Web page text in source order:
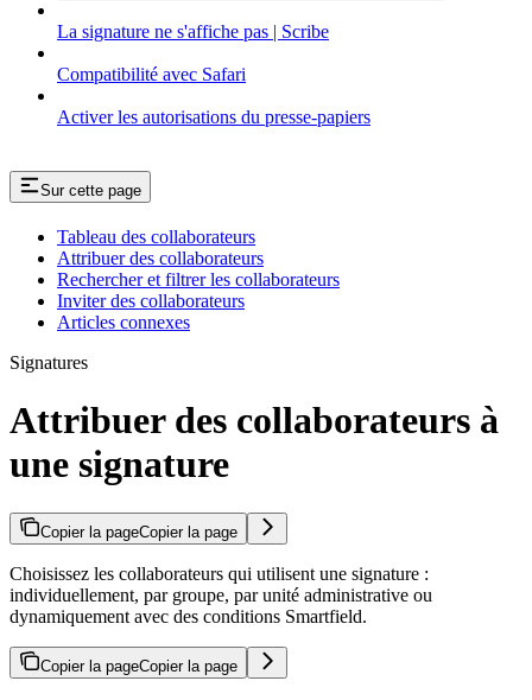
La signature ne s'affiche pas | Scribe
Compatibilité avec Safari
Activer les autorisations du presse-papiers
Sur cette page
Tableau des collaborateurs
Attribuer des collaborateurs
Rechercher et filtrer les collaborateurs
Inviter des collaborateurs
Articles connexes
Signatures
Attribuer des collaborateurs à
une signature
Copier la pageCopier la page
Choisissez les collaborateurs qui utilisent une signature :
individuellement, par groupe, par unité administrative ou
dynamiquement avec des conditions Smartfield.
Copier la pageCopier la page